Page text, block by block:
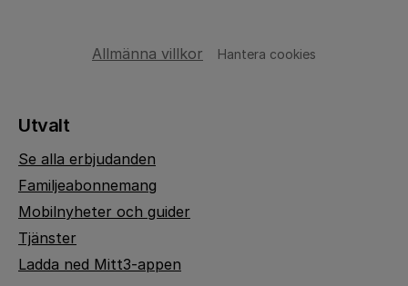
Allmänna villkor Hantera cookies
Utvalt
Se alla erbjudanden
Familjeabonnemang
Mobilnyheter och guider
Tjänster
Ladda ned Mitt3-appen